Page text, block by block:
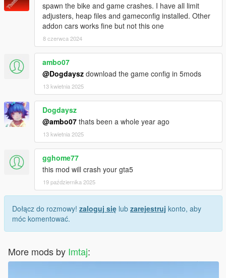
spawn the bike and game crashes. I have all limit
adjusters, heap files and gameconfig installed. Other
addon cars works fine but not this one
8 czerwca 2024
ambo07
@Dogdaysz download the game config in 5mods
13 kwietnia 2025
Dogdaysz
@ambo07 thats been a whole year ago
13 kwietnia 2025
gghome77
this mod will crash your gta5
19 października 2025
Dołącz do rozmowy! zaloguj się lub zarejestruj konto, aby
móc komentować.
More mods by Imtaj: